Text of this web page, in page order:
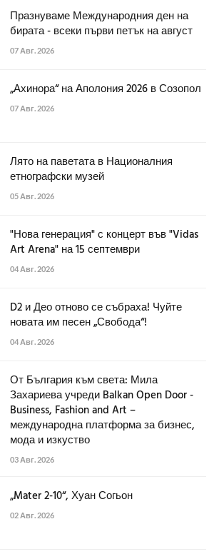
Празнуваме Международния ден на
бирата - всеки първи петък на август
07 Авг. 2026
„Ахинора“ на Аполония 2026 в Созопол
07 Авг. 2026
Лято на паветата в Националния
етнографски музей
05 Авг. 2026
"Нова генерация" с концерт във "Vidas
Art Arena" на 15 септември
04 Авг. 2026
D2 и Део отново се събраха! Чуйте
новата им песен „Свобода“!
04 Авг. 2026
От България към света: Мила
Захариева учреди Balkan Open Door -
Business, Fashion and Art –
международна платформа за бизнес,
мода и изкуство
03 Авг. 2026
„Mater 2-10“, Хуан Согьон
02 Авг. 2026